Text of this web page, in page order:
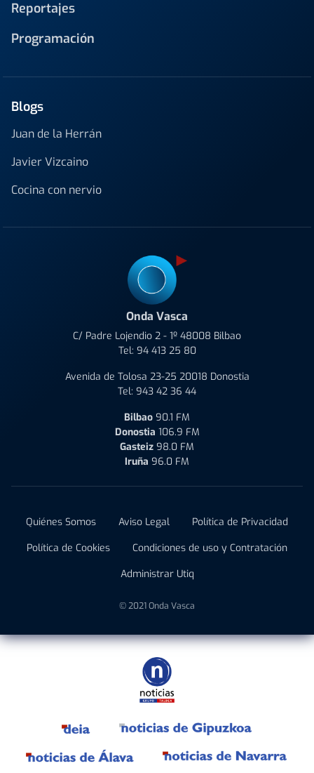
Reportajes
Programación
Blogs
Juan de la Herrán
Javier Vizcaino
Cocina con nervio
Onda Vasca
C/ Padre Lojendio 2 - 1º 48008 Bilbao
Tel: 94 413 25 80
Avenida de Tolosa 23-25 20018 Donostia
Tel: 943 42 36 44
Bilbao 90.1 FM
Donostia 106.9 FM
Gasteiz 98.0 FM
Iruña 96.0 FM
Quiénes Somos Aviso Legal
Política de Privacidad
Política de Cookies
Condiciones de uso y Contratación
Administrar Utiq
© 2021 Onda Vasca